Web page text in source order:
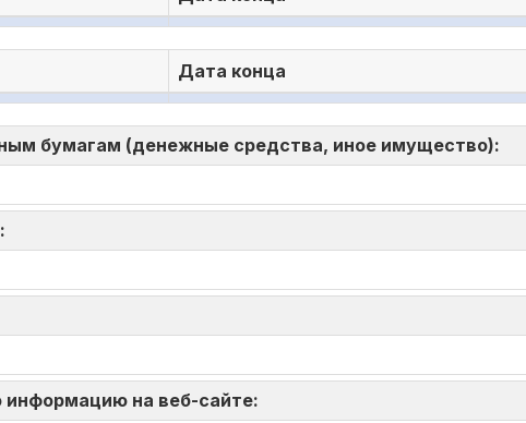
Дата конца
бумагам (денежные средства, иное имущество):
информацию на веб-сайте: